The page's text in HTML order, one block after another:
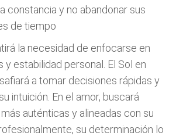
constancia y no abandonar sus
de tiempo
la necesidad de enfocarse en
y estabilidad personal. El Sol en
a tomar decisiones rápidas y
intuición. En el amor, buscará
auténticas y alineadas con su
su determinación lo